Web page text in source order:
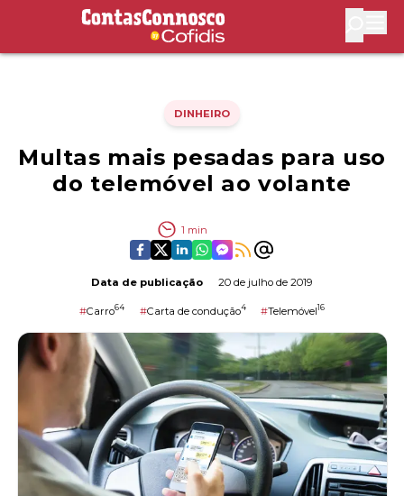
Contas Connosco by Cofidis
DINHEIRO
Multas mais pesadas para uso
do telemóvel ao volante
1 min
Data de publicação 20 de julho de 2019
#Carro64 #Carta de condução4 #Telemóvel16